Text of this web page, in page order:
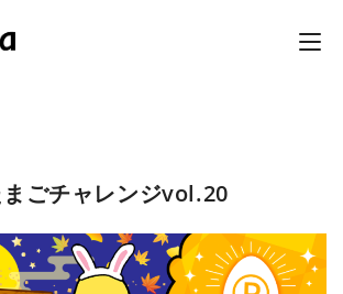
ごチャレンジvol.20